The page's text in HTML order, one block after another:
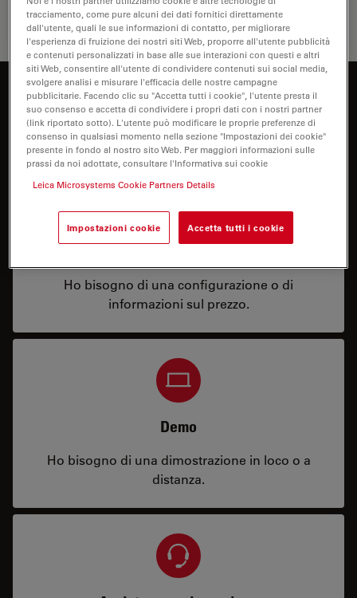
Siete interessati a saperne di più?
Parli con i nostri esperti.
Ho bisogno di una configurazione o di
informazioni sul prezzo.
Demo
Ho bisogno di una dimostrazione in loco o a
distanza.
tracciamento, come pure alcuni dei dati fornitici direttamente
dall'utente, quali le sue informazioni di contatto, per migliorare
l'esperienza di fruizione dei nostri siti Web, proporre all'utente pubblicità
e contenuti personalizzati in base alle sue interazioni con questi e altri
siti Web, consentire all'utente di condividere contenuti sui social media,
svolgere analisi e misurare l'efficacia delle nostre campagne
pubblicitarie. Facendo clic su "Accetta tutti i cookie", l'utente presta il
suo consenso e accetta di condividere i propri dati con i nostri partner
(link riportato sotto). L'utente può modificare le proprie preferenze di
consenso in qualsiasi momento nella sezione "Impostazioni dei cookie"
presente in fondo al nostro sito Web. Per maggiori informazioni sulle
prassi da noi adottate, consultare l'Informativa sui cookie
Leica Microsystems Cookie Partners Details
Impostazioni cookie Accetta tutti i cookie